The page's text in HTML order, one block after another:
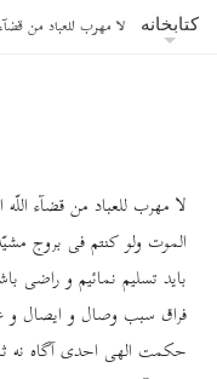
کتابخانه
لا مهرب للعباد من قضآء اللّه
الموت ولو کنتم فی بروج
باید تسلیم نمائیم و راضی
فراق سبب وصال و ایصال
حکمت الهی احدی آگاه نه